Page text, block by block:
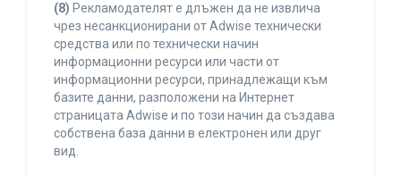
(8) Рекламодателят е длъжен да не извлича
чрез несанкционирани от Adwise технически
средства или по технически начин
информационни ресурси или части от
информационни ресурси, принадлежащи към
базите данни, разположени на Интернет
страницата Adwise и по този начин да създава
собствена база данни в електронен или друг
вид.